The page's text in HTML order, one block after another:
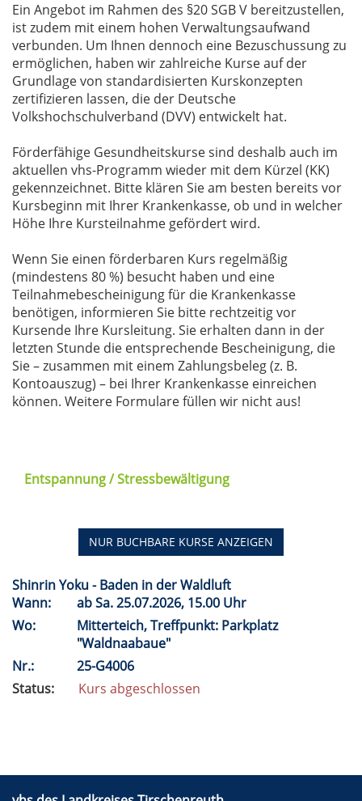
Ein Angebot im Rahmen des §20 SGB V bereitzustellen,
ist zudem mit einem hohen Verwaltungsaufwand
verbunden. Um Ihnen dennoch eine Bezuschussung zu
ermöglichen, haben wir zahlreiche Kurse auf der
Grundlage von standardisierten Kurskonzepten
zertifizieren lassen, die der Deutsche
Volkshochschulverband (DVV) entwickelt hat.
Förderfähige Gesundheitskurse sind deshalb auch im
aktuellen vhs-Programm wieder mit dem Kürzel (KK)
gekennzeichnet. Bitte klären Sie am besten bereits vor
Kursbeginn mit Ihrer Krankenkasse, ob und in welcher
Höhe Ihre Kursteilnahme gefördert wird.
Wenn Sie einen förderbaren Kurs regelmäßig
(mindestens 80 %) besucht haben und eine
Teilnahmebescheinigung für die Krankenkasse
benötigen, informieren Sie bitte rechtzeitig vor
Kursende Ihre Kursleitung. Sie erhalten dann in der
letzten Stunde die entsprechende Bescheinigung, die
Sie – zusammen mit einem Zahlungsbeleg (z. B.
Kontoauszug) – bei Ihrer Krankenkasse einreichen
können. Weitere Formulare füllen wir nicht aus!
Entspannung / Stressbewältigung
NUR BUCHBARE KURSE ANZEIGEN
Shinrin Yoku - Baden in der Waldluft
Wann:
abSa.25.07.2026, 15.00 Uhr
Wo:
Mitterteich, Treffpunkt: Parkplatz
"Waldnaabaue"
Nr.:
25-G4006
Status:
Kurs abgeschlossen